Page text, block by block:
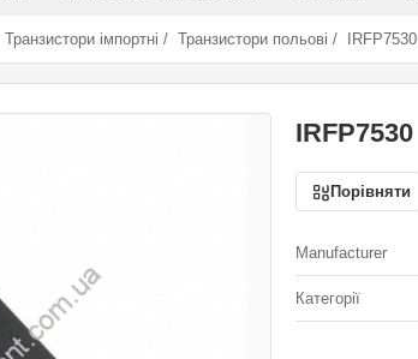
Транзистори імпортні / Транзистори польові / IRFP7530
IRFP7530
Порівняти
Manufacturer
Категорії